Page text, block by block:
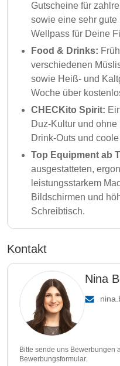
Gutscheine für
sowie eine sehr
Wellpass für Deine
Food & Drinks:
verschiedenen
sowie Heiß- und
Woche über
CHECKito Spirit:
Duz-Kultur und
Drink-Outs und
Top Equipment ab
ausgestatteten,
leistungsstarkem
Bildschirmen und
Schreibtisch.
Kontakt
Nina
Bitte sende uns Bewerbungen
Bewerbungsformular.